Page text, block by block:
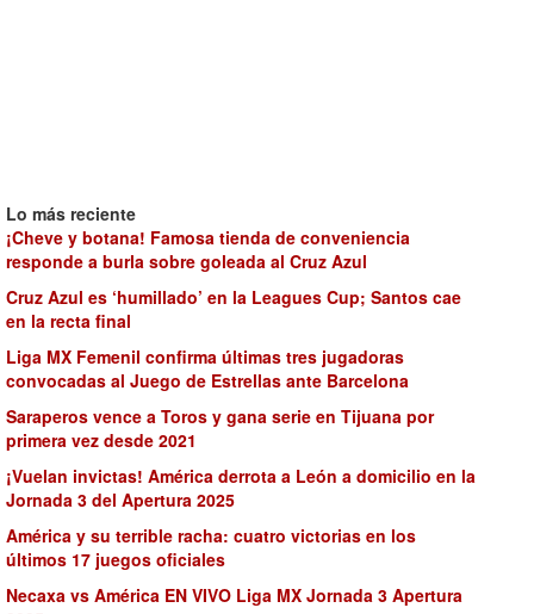
Lo más reciente
¡Cheve y botana! Famosa tienda de conveniencia
responde a burla sobre goleada al Cruz Azul
Cruz Azul es ‘humillado’ en la Leagues Cup; Santos cae
en la recta final
Liga MX Femenil confirma últimas tres jugadoras
convocadas al Juego de Estrellas ante Barcelona
Saraperos vence a Toros y gana serie en Tijuana por
primera vez desde 2021
¡Vuelan invictas! América derrota a León a domicilio en la
Jornada 3 del Apertura 2025
América y su terrible racha: cuatro victorias en los
últimos 17 juegos oficiales
Necaxa vs América EN VIVO Liga MX Jornada 3 Apertura